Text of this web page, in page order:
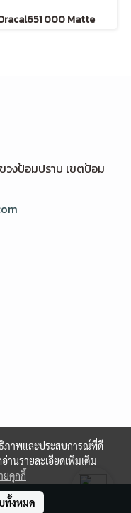
000 Matte
วงป้อมปราบ เขตป้อม
ภาพและประสบการณ์ที่ดี
านรายละเอียดเพิ่มเติม
ยคุกกี้
ทั้งหมด